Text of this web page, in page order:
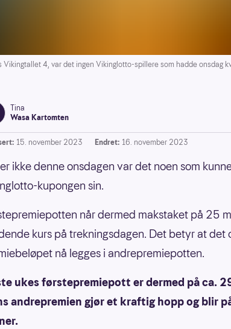
Vikingtallet 4, var det ingen Vikinglotto-spillere som hadde onsdag
Tina
Wasa Kartomten
15. november 2023 Endret: 16. november 2023
ikke denne onsdagen var det noen som
kupongen sin.
når dermed makstaket på 25
kurs på trekningsdagen. Det betyr at det
nå legges i andrepremiepotten.
ukes førstepremiepott er dermed på ca.
andrepremien gjør et kraftig hopp og blir